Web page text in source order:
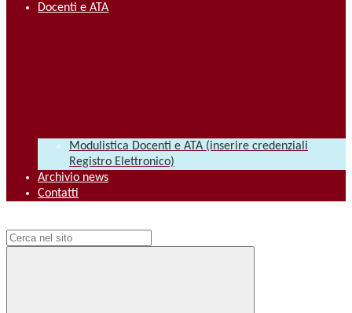
Docenti e ATA
Modulistica Docenti e ATA (inserire credenziali
Registro Elettronico)
Archivio news
Contatti